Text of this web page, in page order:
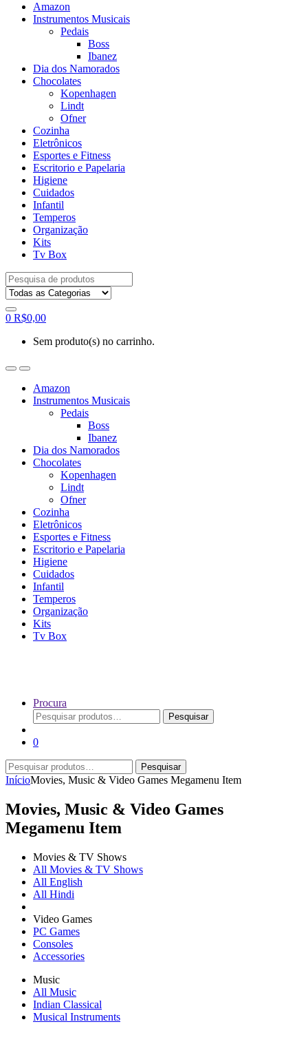
Amazon
Instrumentos Musicais
Pedais
Boss
Ibanez
Dia dos Namorados
Chocolates
Kopenhagen
Lindt
Ofner
Cozinha
Eletrônicos
Esportes e Fitness
Escritorio e Papelaria
Higiene
Cuidados
Infantil
Temperos
Organização
Kits
Tv Box
Procurar
por:
0 R$0,00
Sem produto(s) no carrinho.
Amazon
Instrumentos Musicais
Pedais
Boss
Ibanez
Dia dos Namorados
Chocolates
Kopenhagen
Lindt
Ofner
Cozinha
Eletrônicos
Esportes e Fitness
Escritorio e Papelaria
Higiene
Cuidados
Infantil
Temperos
Organização
Kits
Tv Box
Procura
Pesquisar
por:
Pesquisar
0
Pesquisar
por:
Pesquisar
InícioMovies, Music & Video Games Megamenu Item
Movies, Music & Video Games
Megamenu Item
Movies & TV Shows
All Movies & TV Shows
All English
All Hindi
Video Games
PC Games
Consoles
Accessories
Music
All Music
Indian Classical
Musical Instruments